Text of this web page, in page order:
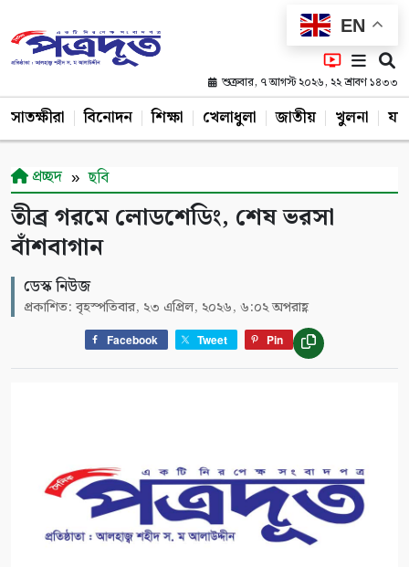
EN
শুক্রবার, ৭ আগস্ট ২০২৬, ২২ শ্রাবণ ১৪৩৩
সাতক্ষীরা বিনোদন শিক্ষা খেলাধুলা জাতীয় খুলনা
প্রচ্ছদ ছবি
তীব্র গরমে লোডশেডিং, শেষ ভরসা
বাঁশবাগান
ডেস্ক নিউজ
প্রকাশিত: বৃহস্পতিবার, ২৩ এপ্রিল, ২০২৬, ৬:০২ অপরাহ্ণ
Facebook Tweet Pin